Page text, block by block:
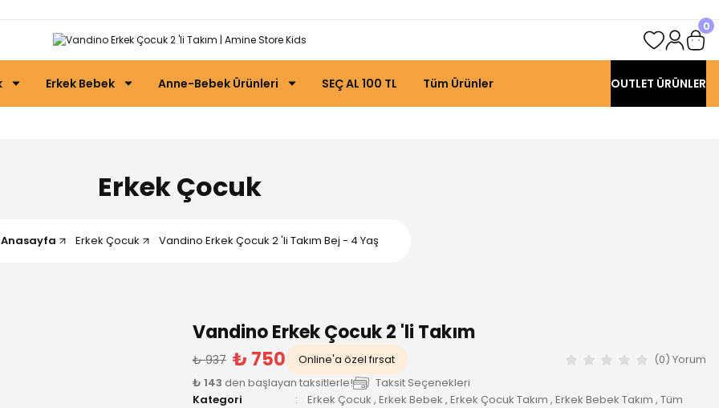
0
Erkek Bebek Anne-Bebek Ürünleri SEÇ AL 100 TL Tüm Ürünler OUTLET ÜRÜNLER
Erkek Çocuk
Anasayfa Erkek Çocuk Vandino Erkek Çocuk 2 'li Takım Bej - 4 Yaş
Vandino Erkek Çocuk 2 'li Takım
₺ 937 ₺ 750 Online'a özel fırsat
(0) Yorum
₺ 143 den başlayan taksitlerle!
Taksit Seçenekleri
Kategori
Erkek Çocuk , Erkek Bebek , Erkek Çocuk Takım , Erkek Bebek Takım , Tüm